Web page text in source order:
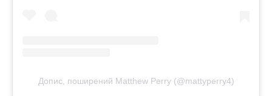
Допис, поширений Matthew Perry (@mattyperry4)